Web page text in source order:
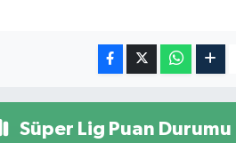
Süper Lig Puan Durumu